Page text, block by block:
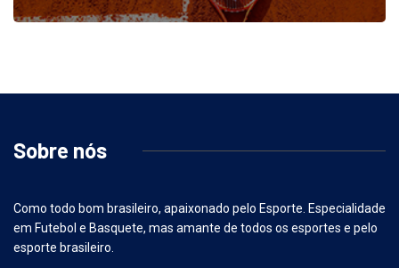
Sobre nós
Como todo bom brasileiro, apaixonado pelo Esporte. Especialidade
em Futebol e Basquete, mas amante de todos os esportes e pelo
esporte brasileiro.